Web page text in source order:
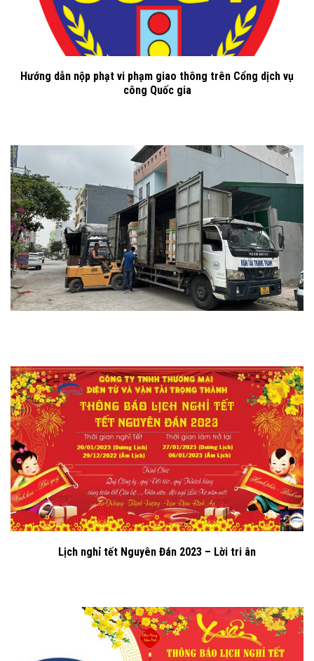
Hướng dẫn nộp phạt vi phạm giao thông trên Cổng dịch vụ
công Quốc gia
Lịch nghỉ tết Nguyên Đán 2023 – Lời tri ân